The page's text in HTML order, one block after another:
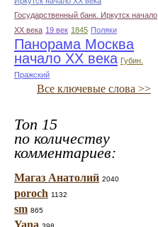
Государственный банк. Иркутск начало
ХХ века 19 век 1845 Поляки
Панорама Москва
начало ХХ века Губин.
Пражский
Все ключевые слова >>
Топ 15
по количеству
комментариев:
Магаз Анатолий 2040
poroch 1132
sm 865
Yana